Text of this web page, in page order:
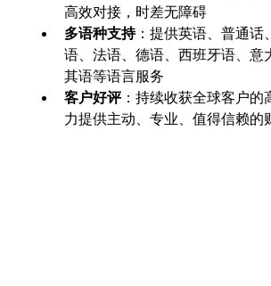
高效对接，时差无障碍
多语种支持：提供英语、普通话
语、法语、德语、西班牙语、意
其语等语言服务
客户好评：持续收获全球客户的
力提供主动、专业、值得信赖的